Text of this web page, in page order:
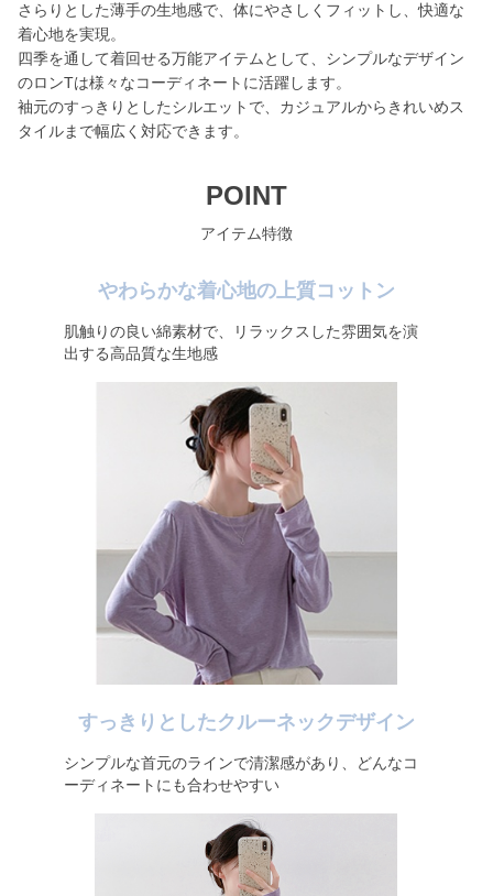
さらりとした薄手の生地感で、体にやさしくフィットし、快適な
着心地を実現。
四季を通して着回せる万能アイテムとして、シンプルなデザイン
のロンTは様々なコーディネートに活躍します。
袖元のすっきりとしたシルエットで、カジュアルからきれいめス
タイルまで幅広く対応できます。
POINT
アイテム特徴
やわらかな着心地の上質コットン
肌触りの良い綿素材で、リラックスした雰囲気を演
出する高品質な生地感
すっきりとしたクルーネックデザイン
シンプルな首元のラインで清潔感があり、どんなコ
ーディネートにも合わせやすい